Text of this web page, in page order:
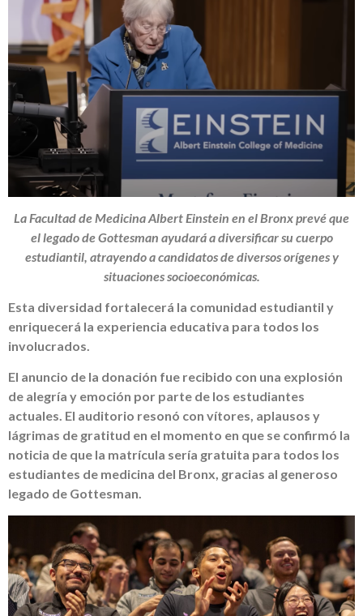
La Facultad de Medicina Albert Einstein en el Bronx prevé que
el legado de Gottesman ayudará a diversificar su cuerpo
estudiantil, atrayendo a candidatos de diversos orígenes y
situaciones socioeconómicas.
Esta diversidad fortalecerá la comunidad estudiantil y
enriquecerá la experiencia educativa para todos los
involucrados.
El anuncio de la donación fue recibido con una explosión
de alegría y emoción por parte de los estudiantes
actuales. El auditorio resonó con vítores, aplausos y
lágrimas de gratitud en el momento en que se confirmó la
noticia de que la matrícula sería gratuita para todos los
estudiantes de medicina del Bronx, gracias al generoso
legado de Gottesman.